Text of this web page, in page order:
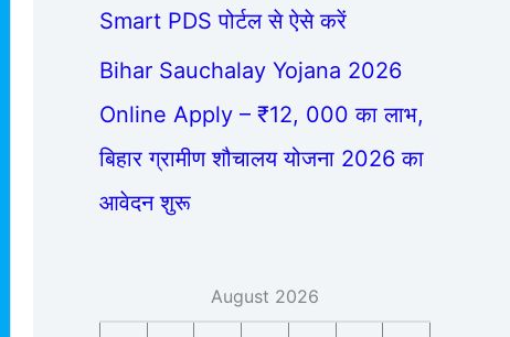
Smart PDS पोर्टल से ऐसे करें
Bihar Sauchalay Yojana 2026
Online Apply – ₹12, 000 का लाभ,
बिहार ग्रामीण शौचालय योजना 2026 का
आवेदन शुरू
August 2026